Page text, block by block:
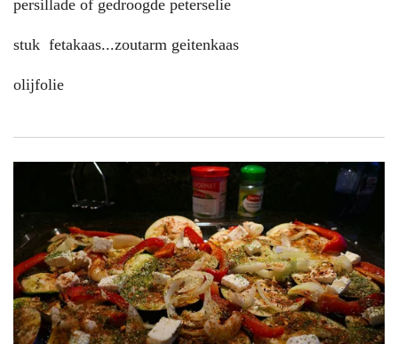
persillade of gedroogde peterselie
stuk fetakaas...zoutarm geitenkaas
olijfolie